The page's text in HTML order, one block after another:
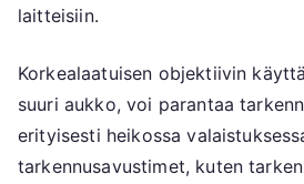
laitteisiin.
Korkealaatuisen objektiivin
suuri aukko, voi parantaa
erityisesti heikossa
tarkennusavustimet, kuten